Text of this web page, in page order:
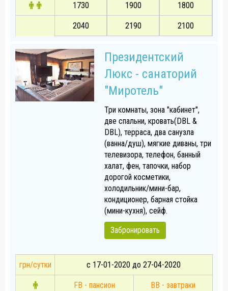
1730 1900 1800
2040 2190 2100
Президентский
Люкс - санаторий
"Миротель"
Три комнаты, зона "кабинет",
две спальни, кровать(DBL &
DBL), терраса, два санузла
(ванна/душ), мягкие диваны, три
телевизора, телефон, банный
халат, фен, тапочки, набор
дорогой косметики,
холодильник/мини-бар,
кондиционер, барная стойка
(мини-кухня), сейф.
Забронировать
грн/сутки с 17-01-2020 до 27-04-2020
FB - пансион BB - завтраки